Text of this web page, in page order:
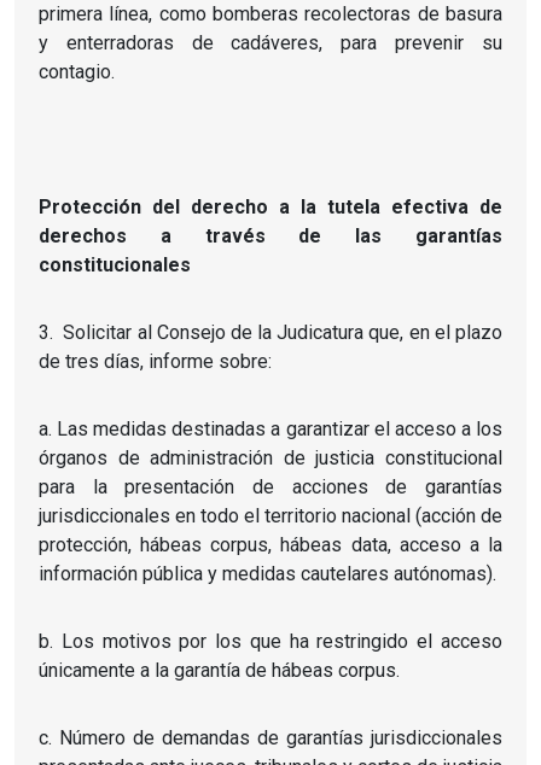
primera línea, como bomberas recolectoras de basura
y enterradoras de cadáveres, para prevenir su
contagio.
Protección del derecho a la tutela efectiva de
derechos a través de las garantías
constitucionales
3. Solicitar al Consejo de la Judicatura que, en el plazo
de tres días, informe sobre:
a. Las medidas destinadas a garantizar el acceso a los
órganos de administración de justicia constitucional
para la presentación de acciones de garantías
jurisdiccionales en todo el territorio nacional (acción de
protección, hábeas corpus, hábeas data, acceso a la
información pública y medidas cautelares autónomas).
b. Los motivos por los que ha restringido el acceso
únicamente a la garantía de hábeas corpus.
c. Número de demandas de garantías jurisdiccionales